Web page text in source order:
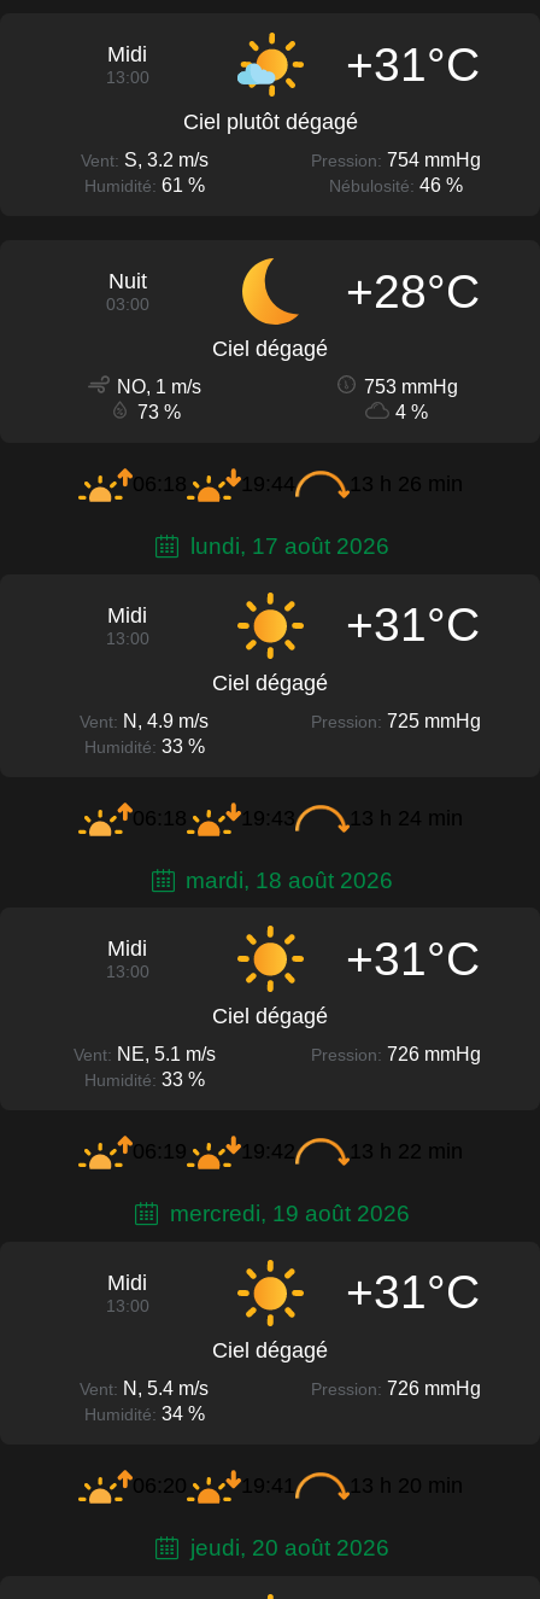
Midi
13:00 +31°C
Ciel plutôt dégagé
Vent: S, 3.2 m/s Pression: 754 mmHg
Humidité: 61 % Nébulosité: 46 %
Nuit
03:00 +28°C
Ciel dégagé
NO, 1 m/s
753 mmHg
73 %
4 %
06:18 19:44 13 h 26 min
lundi, 17 août 2026
Midi
13:00 +31°C
Ciel dégagé
Vent: N, 4.9 m/s Pression: 725 mmHg
Humidité: 33 %
06:18 19:43 13 h 24 min
mardi, 18 août 2026
Midi
13:00 +31°C
Ciel dégagé
Vent: NE, 5.1 m/s Pression: 726 mmHg
Humidité: 33 %
06:19 19:42 13 h 22 min
mercredi, 19 août 2026
Midi
13:00 +31°C
Ciel dégagé
Vent: N, 5.4 m/s Pression: 726 mmHg
Humidité: 34 %
06:20 19:41 13 h 20 min
jeudi, 20 août 2026